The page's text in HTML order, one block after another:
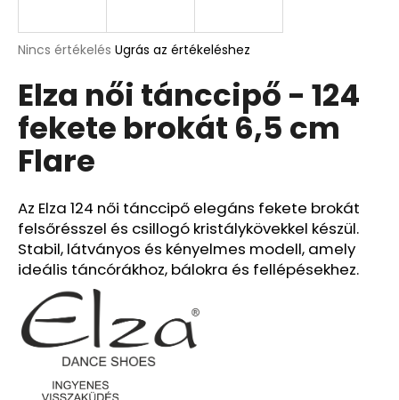
A
átlagos
értékelése
5-
ből
0,0
csillag.
Nincs értékelés Ugrás az értékeléshez
Elza női tánccipő - 124
fekete brokát 6,5 cm
Flare
Az Elza 124 női tánccipő elegáns fekete brokát
felsőrésszel és csillogó kristálykövekkel készül.
Stabil, látványos és kényelmes modell, amely
ideális táncórákhoz, bálokra és fellépésekhez.
A
á
n
l
j
u